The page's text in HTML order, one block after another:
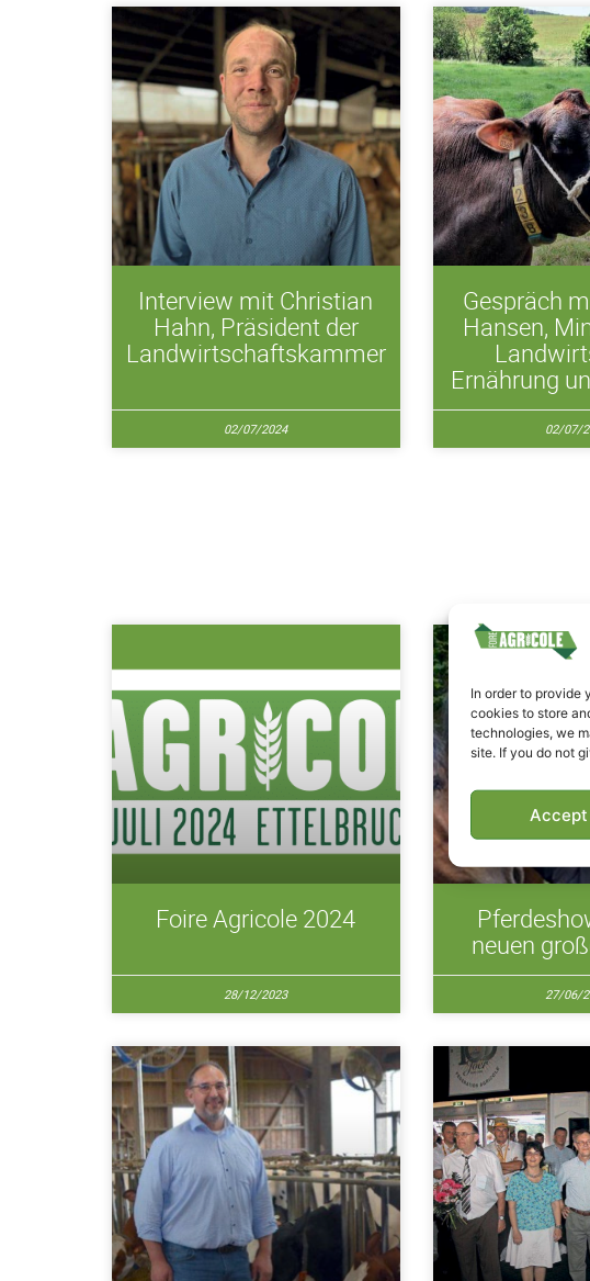
In order to provide
cookies to store
technologies, we
site. If you do not
Accept
Interview mit Christian
Hahn, Präsident der
Landwirtschaftskammer
02/07/2024
Gespräch
Hansen,
Ernährung
02/07/
Foire Agricole 2024
28/12/2023
neuen
27/06/